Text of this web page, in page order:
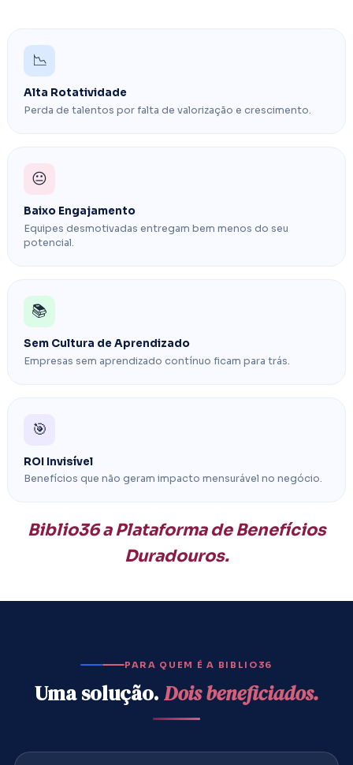
📉
Alta Rotatividade
Perda de talentos por falta de valorização e crescimento.
😐
Baixo Engajamento
Equipes desmotivadas entregam bem menos do seu
potencial.
📚
Sem Cultura de Aprendizado
Empresas sem aprendizado contínuo ficam para trás.
🎯
ROI Invisível
Benefícios que não geram impacto mensurável no negócio.
Biblio36 a Plataforma de Benefícios
Duradouros.
PARA QUEM É A BIBLIO36
Uma solução.Dois beneficiados.